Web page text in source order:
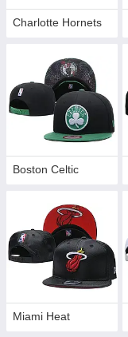
Charlotte Hornets
Boston Celtic
Miami Heat